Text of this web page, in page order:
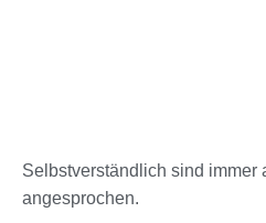
Selbstverständlich sind immer
angesprochen.